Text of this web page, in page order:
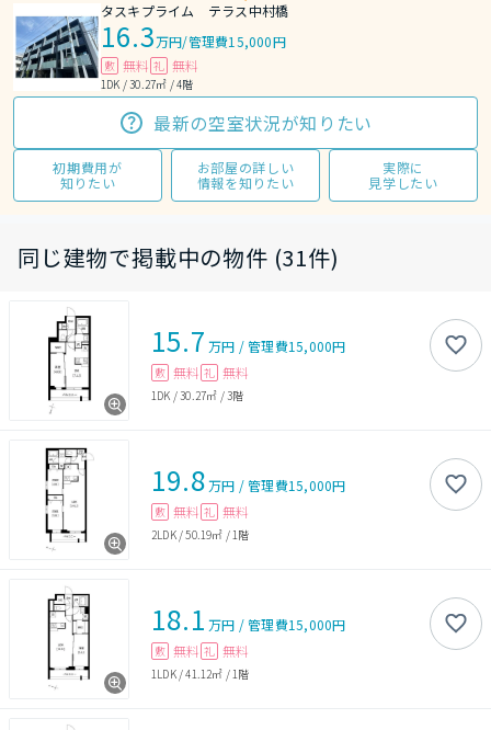
タスキプライム テラス中村橋
16.3万円/管理費15,000円
敷 無料 礼 無料
1DK / 30.27㎡ / 4階
最新の空室状況が知りたい
初期費用が
知りたい
お部屋の詳しい
情報を知りたい
実際に
見学したい
同じ建物で掲載中の物件 (31件)
15.7 万円 /管理費15,000円
敷 無料 礼 無料
1DK /30.27㎡ /3階
19.8万円 /管理費15,000円
敷 無料 礼 無料
2LDK/50.19㎡ / 1階
18.1 万円 /管理費15,000円
敷 無料 礼 無料
1LDK/41.12㎡ / 1階